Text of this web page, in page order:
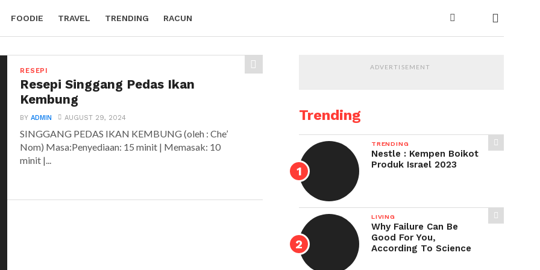
FOODIE TRAVEL TRENDING RACUN
RESEPI
Resepi Singgang Pedas Ikan
Kembung
BYADMIN AUGUST 29, 2024
SINGGANG PEDAS IKAN KEMBUNG (oleh : Che’
Nom) Masa:Penyediaan: 15 minit | Memasak: 10
minit |...
ADVERTISEMENT
Trending
TRENDING
Nestle : Kempen Boikot
Produk Israel 2023
LIVING
Why Failure Can Be
Good For You,
According To Science